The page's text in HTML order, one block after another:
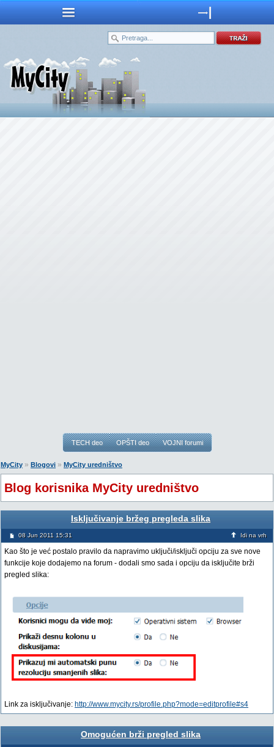
TECH deo OPŠTI deo VOJNI forumi
MyCity » Blogovi » MyCity uredništvo
Blog korisnika MyCity uredništvo
Isključivanje bržeg pregleda slika
08 Jun 2011 15:31 Idi na vrh
Kao što je već postalo pravilo da napravimo uključi/isključi opciju za sve nove
funkcije koje dodajemo na forum - dodali smo sada i opciju da isključite brži
pregled slika:
Link za isključivanje: http://www.mycity.rs/profile.php?mode=editprofile#s4
Omogućen brži pregled slika